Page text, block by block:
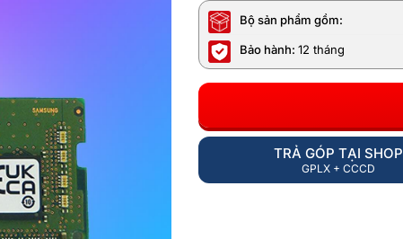
Bộ sản phẩm gồm:
Bảo hành: 12 tháng
TRẢ GÓP TẠI SHOP
GPLX + CCCD